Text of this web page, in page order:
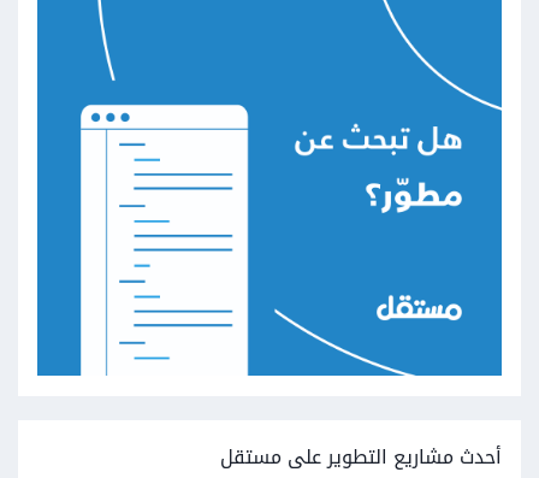
أحدث مشاريع التطوير على مستقل